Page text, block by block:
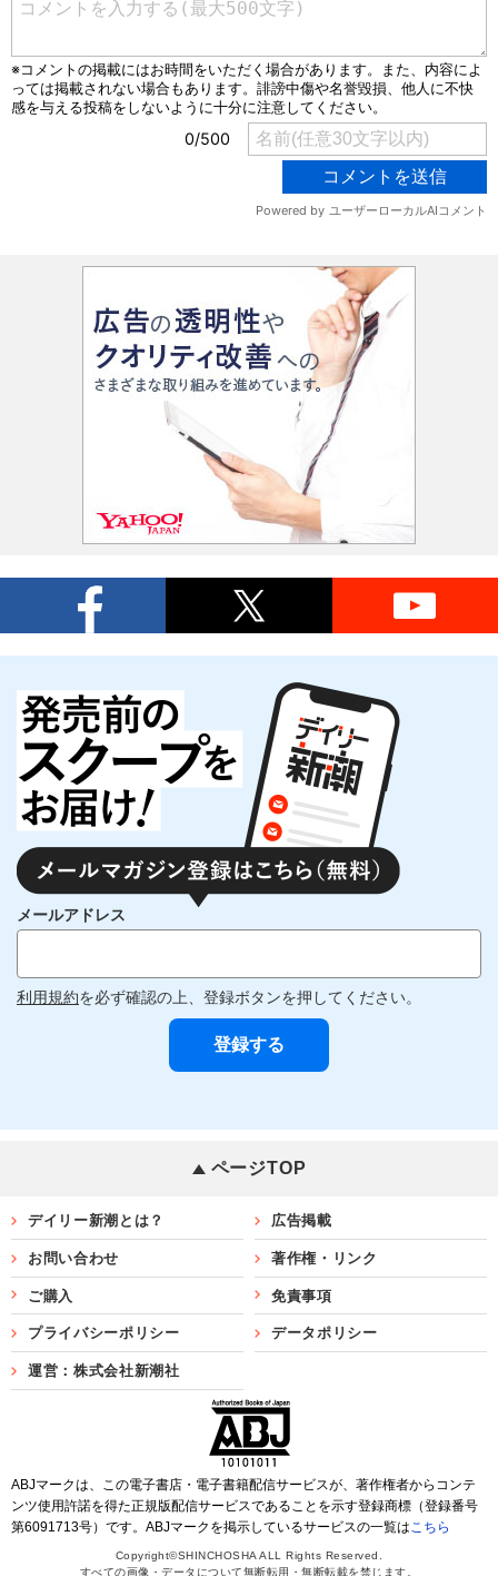
メールアドレス
利用規約を必ず確認の上、登録ボタンを押してください。
ページTOP
デイリー新潮とは？ 広告掲載
お問い合わせ 著作権・リンク
ご購入 免責事項
プライバシーポリシー データポリシー
運営：株式会社新潮社
ABJマークは、この電子書店・電子書籍配信サービスが、著作権者からコンテ
ンツ使用許諾を得た正規版配信サービスであることを示す登録商標（登録番号
第6091713号）です。ABJマークを掲示しているサービスの一覧はこちら
Copyright©SHINCHOSHA ALL Rights Reserved.
すべての画像・データについて無断転用・無断転載を禁じます。